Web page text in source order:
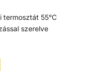
termosztát 55°C
szerelve